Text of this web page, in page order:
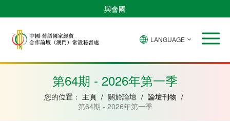
與會國
安
比
紹
內
亞
克
LANGUAGE
第64期 - 2026年第一季
您的位置： 主頁 / 關於論壇 / 論壇刊物 /
第64期 - 2026年第一季